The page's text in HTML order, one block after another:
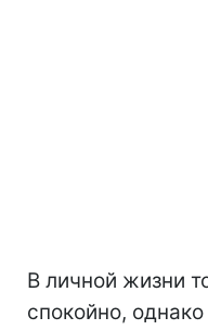
В личной жизни
спокойно, однако